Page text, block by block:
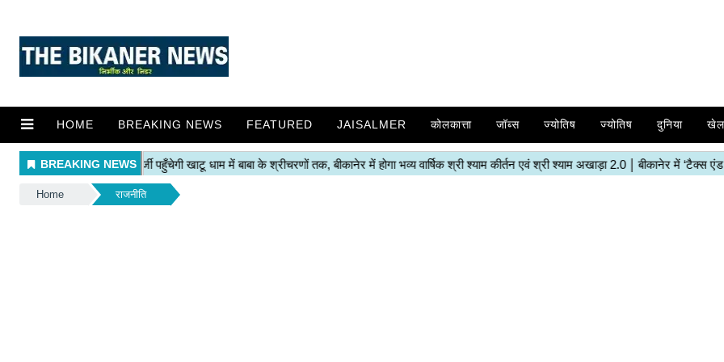
HOME BREAKING NEWS FEATURED JAISALMER कोलकात्ता जॉब्स ज्योतिष ज्योतिष दुनिया खेल
Home राजनीति